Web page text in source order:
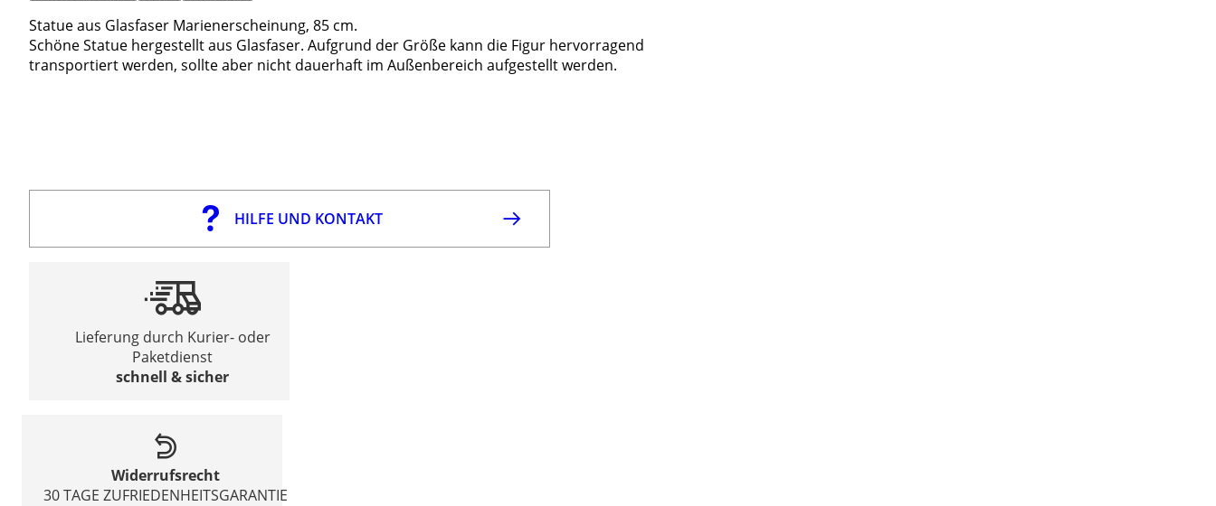
Statue aus Glasfaser Marienerscheinung, 85 cm.
Schöne Statue hergestellt aus Glasfaser. Aufgrund der Größe kann die Figur hervorragend
transportiert werden, sollte aber nicht dauerhaft im Außenbereich aufgestellt werden.
HILFE UND KONTAKT
Lieferung durch Kurier- oder
Paketdienst
schnell & sicher
Widerrufsrecht
30 TAGE ZUFRIEDENHEITSGARANTIE